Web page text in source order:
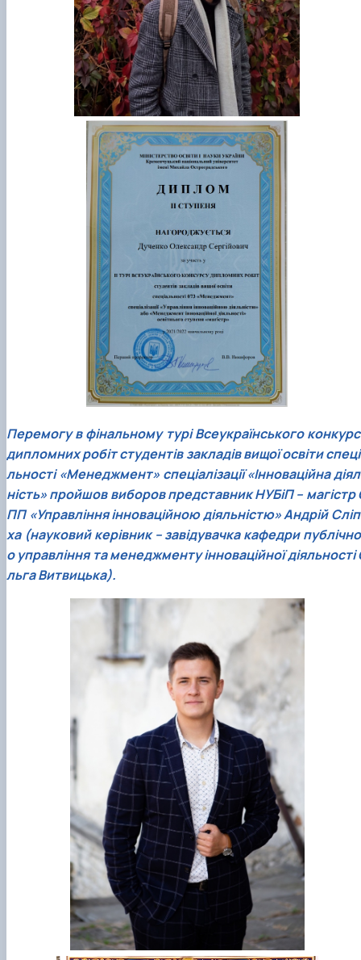
Перемогу в фінальному турі Всеукраїнського
дипломних робіт студентів закладів вищої освіти
льності «Менеджмент» спеціалізації «Інноваційна
ність» пройшов виборов представник НУБіП – магістр
ПП «Управління інноваційною діяльністю» Андрій
ха (науковий керівник – завідувачка кафедри
о управління та менеджменту інноваційної діяльності
льга Витвицька).